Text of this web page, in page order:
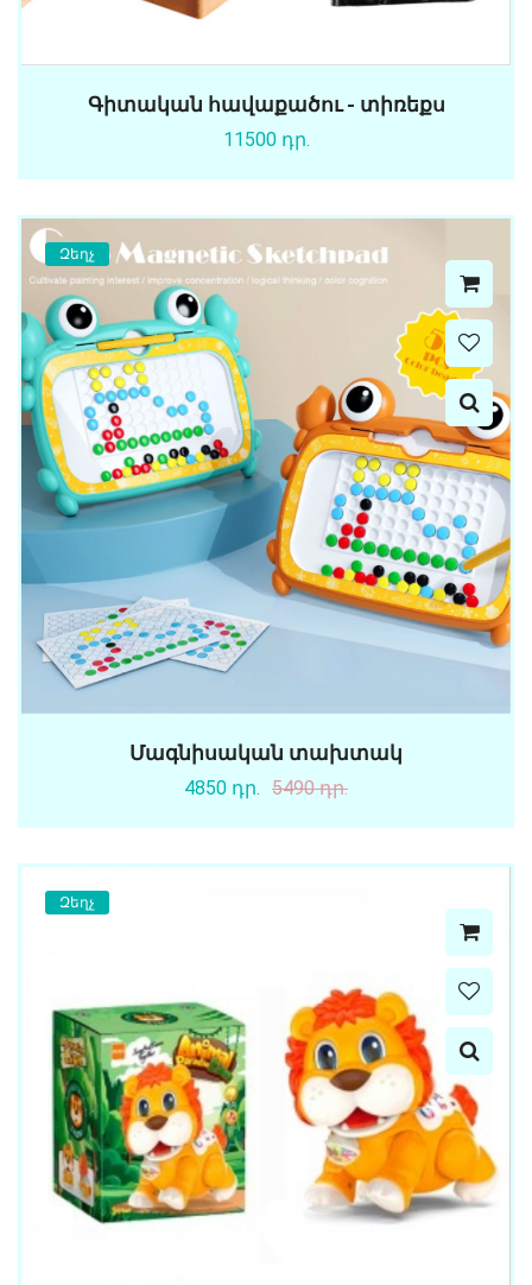
Գիտական հավաքածու - տիռեքս
11500 դր.
Զեղչ
Մագնիսական տախտակ
4850 դր. 5490 դր.
Զեղչ